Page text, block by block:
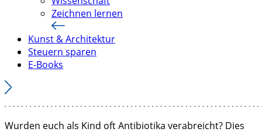
Zeichnen lernen
Kunst & Architektur
Steuern sparen
E-Books
Wurden euch als Kind oft Antibiotika verabreicht? Dies